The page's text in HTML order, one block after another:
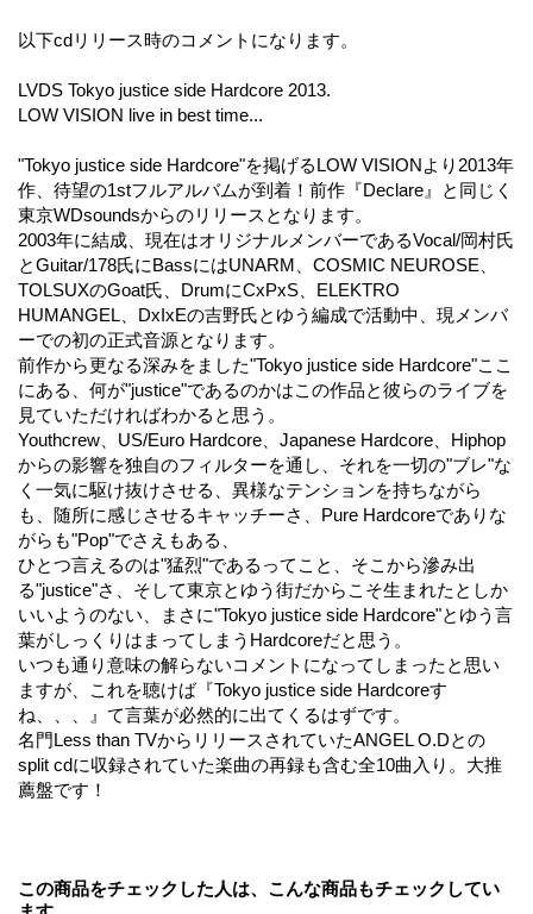
以下cdリリース時のコメントになります。
LVDS Tokyo justice side Hardcore 2013.
LOW VISION live in best time...
"Tokyo justice side Hardcore"を掲げるLOW VISIONより2013年
作、待望の1stフルアルバムが到着！前作『Declare』と同じく
東京WDsoundsからのリリースとなります。
2003年に結成、現在はオリジナルメンバーであるVocal/岡村氏
とGuitar/178氏にBassにはUNARM、COSMIC NEUROSE、
TOLSUXのGoat氏、DrumにCxPxS、ELEKTRO
HUMANGEL、DxIxEの吉野氏とゆう編成で活動中、現メンバ
ーでの初の正式音源となります。
前作から更なる深みをました"Tokyo justice side Hardcore"ここ
にある、何が"justice"であるのかはこの作品と彼らのライブを
見ていただければわかると思う。
Youthcrew、US/Euro Hardcore、Japanese Hardcore、Hiphop
からの影響を独自のフィルターを通し、それを一切の"ブレ"な
く一気に駆け抜けさせる、異様なテンションを持ちながら
も、随所に感じさせるキャッチーさ、Pure Hardcoreでありな
がらも"Pop"でさえもある、
ひとつ言えるのは"猛烈"であるってこと、そこから滲み出
る"justice"さ、そして東京とゆう街だからこそ生まれたとしか
いいようのない、まさに"Tokyo justice side Hardcore"とゆう言
葉がしっくりはまってしまうHardcoreだと思う。
いつも通り意味の解らないコメントになってしまったと思い
ますが、これを聴けば『Tokyo justice side Hardcoreす
ね、、、』て言葉が必然的に出てくるはずです。
名門Less than TVからリリースされていたANGEL O.Dとの
split cdに収録されていた楽曲の再録も含む全10曲入り。大推
薦盤です！
この商品をチェックした人は、こんな商品もチェックしてい